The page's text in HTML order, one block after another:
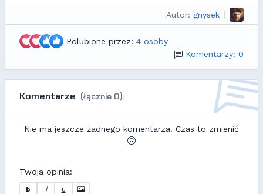
Autor: gnysek
Polubione przez: 4 osoby
Komentarzy: 0
Komentarze (łącznie 0):
Nie ma jeszcze żadnego komentarza. Czas to zmienić
Twoja opinia:
b i u